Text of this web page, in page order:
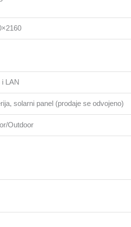
i LAN
solarni panel (prodaje se odvojeno)
Outdoor